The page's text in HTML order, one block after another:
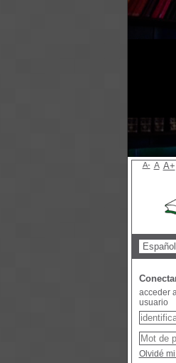
A- A A+
acceder
usuario
Olvidé